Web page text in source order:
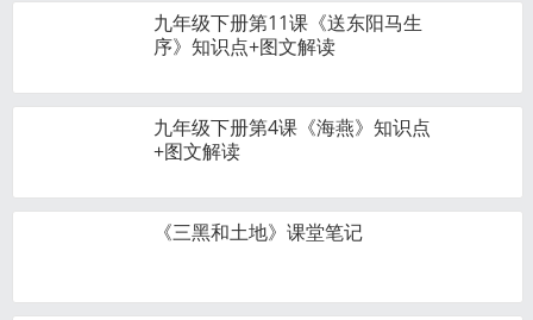
九年级下册第11课《送东阳马生
序》知识点+图文解读
九年级下册第4课《海燕》知识点
+图文解读
《三黑和土地》课堂笔记